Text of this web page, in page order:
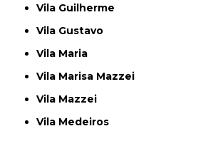
Vila Guilherme
Vila Gustavo
Vila Maria
Vila Marisa Mazzei
Vila Mazzei
Vila Medeiros